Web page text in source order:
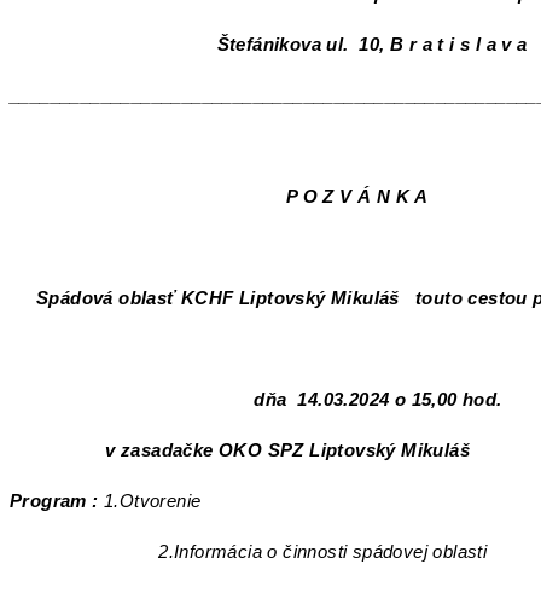
Štefánikova ul. 10, B r a t i s l a v a
P O Z V Á N K A
Spádová oblasť KCHF Liptovský Mikuláš touto cestou
dňa 14.03.2024 o 15,00 hod.
v zasadačke OKO SPZ Liptovský Mikuláš
Program : 1.Otvorenie
2.Informácia o činnosti spádovej oblasti